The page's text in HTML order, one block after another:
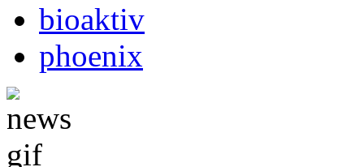
bioaktiv
phoenix